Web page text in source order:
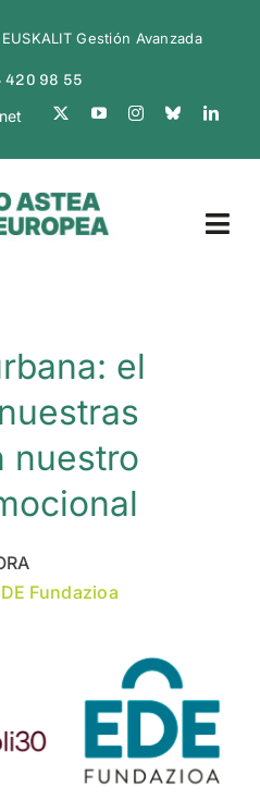
Gestión Avanzada
420 98 55
el
nuestro
Fundazioa